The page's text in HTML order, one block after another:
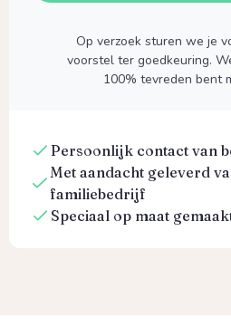
Op verzoek sturen we je
voorstel ter goedkeuring.
100% tevreden bent
Persoonlijk contact van
Met aandacht geleverd
familiebedrijf
Speciaal op maat